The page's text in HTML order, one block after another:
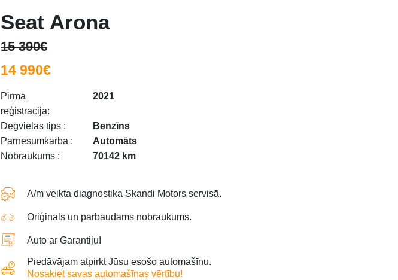
Seat Arona
15 390€
14 990€
Pirmā
reģistrācija:
2021
Degvielas tips :
Benzīns
Pārnesumkārba :
Automāts
Nobraukums :
70142 km
A/m veikta diagnostika Skandi Motors servisā.
Oriģināls un pārbaudāms nobraukums.
Auto ar Garantiju!
Piedāvājam atpirkt Jūsu esošo automašīnu.
Nosakiet savas automašīnas vērtību!